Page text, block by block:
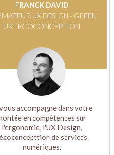
FRANCK DAVID
UX DESIGN - GREEN
UX - ÉCOCONCEPTION
vous accompagne dans votre
en compétences sur
l'ergonomie, l'UX Design,
de services
numériques.